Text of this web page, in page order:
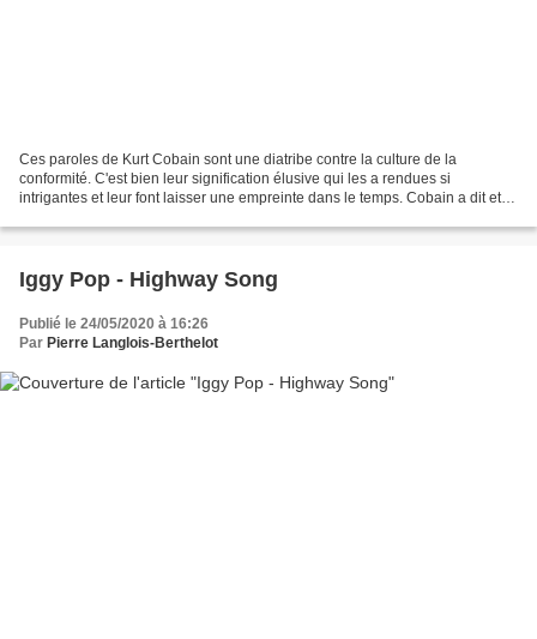
Ces paroles de Kurt Cobain sont une diatribe contre la culture de la
conformité. C'est bien leur signification élusive qui les a rendues si
intrigantes et leur font laisser une empreinte dans le temps. Cobain a dit et
Iggy Pop - Highway Song
Publié le 24/05/2020 à 16:26
Par Pierre Langlois-Berthelot